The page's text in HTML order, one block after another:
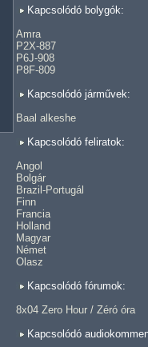
Kapcsolódó bolygók:
Amra
P2X-887
P6J-908
P8F-809
Kapcsolódó járművek:
Baal alkeshe
Kapcsolódó feliratok:
Angol
Bolgár
Brazil-Portugál
Finn
Francia
Holland
Magyar
Német
Olasz
Kapcsolódó fórumok:
8x04 Zero Hour / Zéró óra
Kapcsolódó